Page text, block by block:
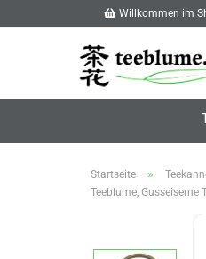
Willkommen im
Startseite »
Teeblume, Gusseiserne